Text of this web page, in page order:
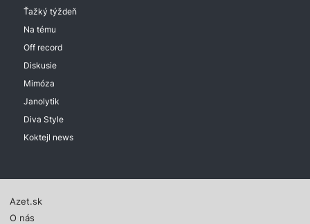
Ťažký týždeň
Na tému
Off record
Diskusie
Mimóza
Janolytik
Diva Style
Koktejl news
Azet.sk
O nás